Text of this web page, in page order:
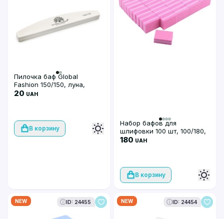
Пилочка баф Global
Fashion 150/150, луна,
белый цвет
20 UAH
В корзину
Набор бафов для
шлифовки 100 шт, 100/180,
розовые
180 UAH
В корзину
NEW ID: 24455 NEW ID: 24454